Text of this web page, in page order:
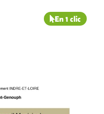
En 1 clic